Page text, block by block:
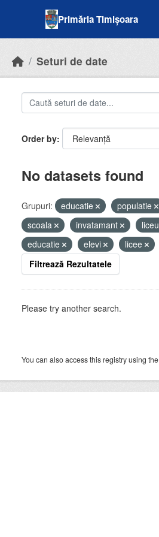
Primăria Timișoara
Seturi de date
Order by
No datasets found
Grupuri: educatie populatie
scoala
invatamant liceu
educatie
elevi licee
Filtrează Rezultatele
Please try another search.
You can also access this registry using the